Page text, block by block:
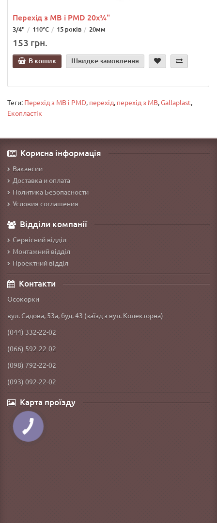
Перехід з МВ і PMD 20x¾"
3/4" 110°C 15 років 20мм
153 грн.
В кошик Швидке замовлення
Теги: Перехід з МВ і PMD, перехід, перехід з МВ,Gallaplast,
Екопластік
Корисна інформація
Вакансии
Доставка и оплата
Политика Безопасности
Условия соглашения
Відділи компанії
Сервісний відділ
Монтажний відділ
Проектний відділ
Контакти
Осокорки
вул. Садова, 53а, буд. 43 (заїзд з вул. Колекторна)
(044) 332-22-02
(066) 592-22-02
(098) 792-22-02
(093) 092-22-02
Карта проїзду